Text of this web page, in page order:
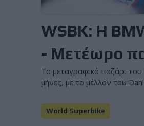
WSBK: Η
- Μετέωρο
Το μεταγραφικό παζάρι
μήνες, με το μέλλον του
World Superbike